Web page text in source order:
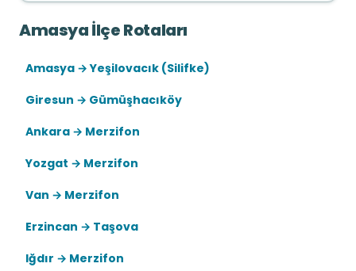
Amasya İlçe Rotaları
Amasya → Yeşilovacık (Silifke)
Giresun → Gümüşhacıköy
Ankara → Merzifon
Yozgat → Merzifon
Van → Merzifon
Erzincan → Taşova
Iğdır → Merzifon